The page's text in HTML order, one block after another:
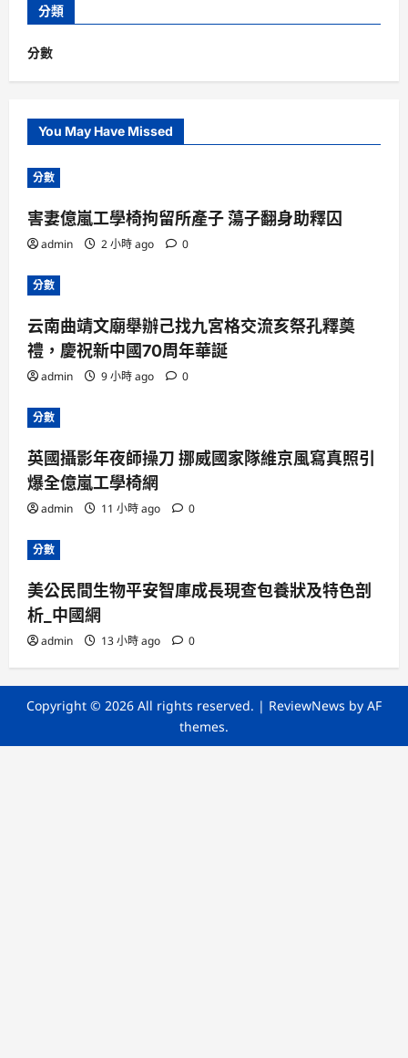
分類
分數
You May Have Missed
分數
害妻億嵐工學椅拘留所產子 蕩子翻身助釋囚
admin 2 小時 ago 0
分數
云南曲靖文廟舉辦己找九宮格交流亥祭孔釋奠
禮，慶祝新中國70周年華誕
admin 9 小時 ago 0
分數
英國攝影年夜師操刀 挪威國家隊維京風寫真照引
爆全億嵐工學椅網
admin 11 小時 ago 0
分數
美公民間生物平安智庫成長現查包養狀及特色剖
析_中國網
admin 13 小時 ago 0
Copyright © 2026 All rights reserved. | ReviewNews by AF
themes.